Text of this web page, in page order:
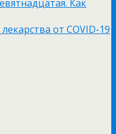
Как
от COVID-19